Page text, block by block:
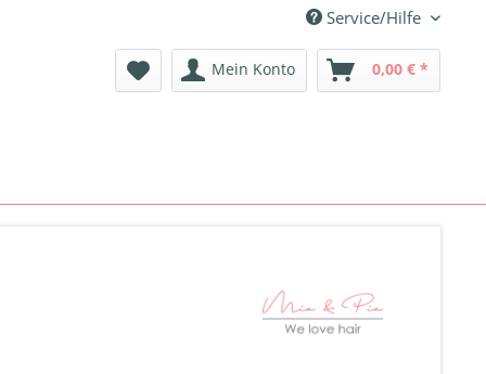
Service/Hilfe
Mein Konto 0,00 € *